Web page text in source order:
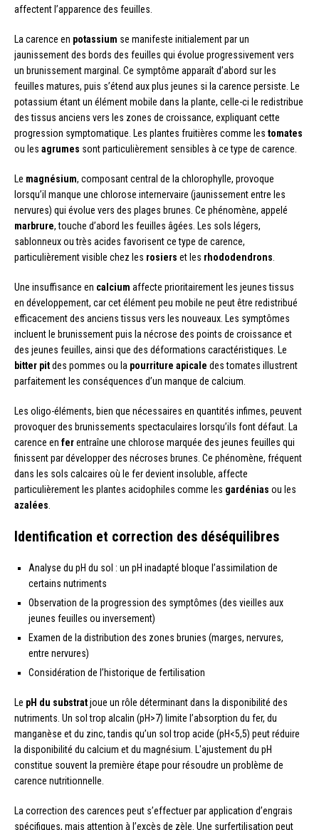
affectent l’apparence des feuilles.
La carence en potassium se manifeste initialement par un
jaunissement des bords des feuilles qui évolue progressivement vers
un brunissement marginal. Ce symptôme apparaît d’abord sur les
feuilles matures, puis s’étend aux plus jeunes si la carence persiste. Le
potassium étant un élément mobile dans la plante, celle-ci le redistribue
des tissus anciens vers les zones de croissance, expliquant cette
progression symptomatique. Les plantes fruitières comme les tomates
ou les agrumes sont particulièrement sensibles à ce type de carence.
Le magnésium, composant central de la chlorophylle, provoque
lorsqu’il manque une chlorose internervaire (jaunissement entre les
nervures) qui évolue vers des plages brunes. Ce phénomène, appelé
marbrure, touche d’abord les feuilles âgées. Les sols légers,
sablonneux ou très acides favorisent ce type de carence,
particulièrement visible chez les rosiers et les rhododendrons
Une insuffisance en calcium affecte prioritairement les jeunes tissus
en développement, car cet élément peu mobile ne peut être redistribué
efficacement des anciens tissus vers les nouveaux. Les symptômes
incluent le brunissement puis la nécrose des points de croissance et
des jeunes feuilles, ainsi que des déformations caractéristiques. Le
bitter pitdes pommes ou la pourriture apicale des tomates illustrent
parfaitement les conséquences d’un manque de calcium.
Les oligo-éléments, bien que nécessaires en quantités infimes, peuvent
provoquer des brunissements spectaculaires lorsqu’ils font défaut. La
carence en ferentraîne une chlorose marquée des jeunes feuilles qui
finissent par développer des nécroses brunes. Ce phénomène, fréquent
dans les sols calcaires où le fer devient insoluble, affecte
particulièrement les plantes acidophiles comme les gardénias ou les
azalées
Identification et correction des déséquilibres
Analyse du pH du sol : un pH inadapté bloque l’assimilation de
certains nutriments
Observation de la progression des symptômes (des vieilles aux
jeunes feuilles ou inversement)
Examen de la distribution des zones brunies (marges, nervures,
entre nervures)
Considération de l’historique de fertilisation
Le pH du substratjoue un rôle déterminant dans la disponibilité des
nutriments. Un sol trop alcalin (pH>7) limite l’absorption du fer, du
manganèse et du zinc, tandis qu’un sol trop acide (pH<5,5) peut réduire
la disponibilité du calcium et du magnésium. L'ajustement du pH
constitue souvent la première étape pour résoudre un problème de
carence nutritionnelle.
La correction des carences peut s’effectuer par application d’engrais
spécifiques, mais attention à l’excès de zèle. Une surfertilisation peut